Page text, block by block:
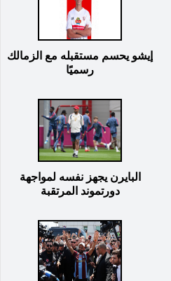
إيشو يحسم مستقبله مع الزمالك
رسميًا
البايرن يجهز نفسه لمواجهة
دورتموند المرتقبة